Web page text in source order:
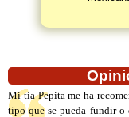
Mi tía Pepita me ha
tipo que se pueda fundir o